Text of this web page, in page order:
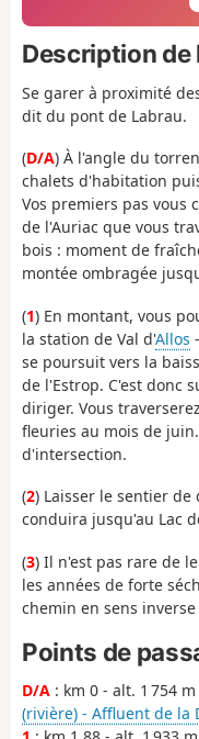
Description de
Se garer à proximité
dit du pont de Labrau.
(D/A) À l'angle du
chalets d'habitation
Vos premiers pas
de l'Auriac que vous
bois : moment de
montée ombragée
(1) En montant, vous
la station de Val d'Allos
se poursuit vers la
de l'Estrop. C'est donc
diriger. Vous
fleuries au mois de
d'intersection.
(2) Laisser le sentier
conduira jusqu'au Lac
(3) Il n'est pas rare de
les années de forte
chemin en sens
Points de
D/A : km 0 - alt. 1 754
(rivière) - Affluent de la